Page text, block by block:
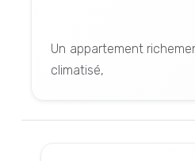
Un appartement
climatisé,